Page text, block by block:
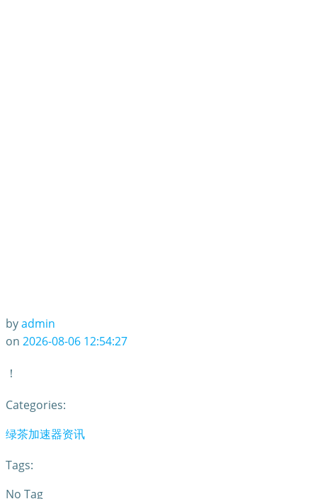
byadmin
on 2026-08-06 12:54:27
！
Categories:
绿茶加速器资讯
Tags:
No Tag